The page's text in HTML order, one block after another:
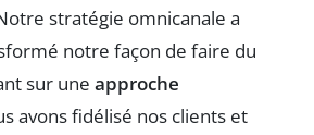
stratégie omnicanale a
notre façon de faire du
sur une approche
avons fidélisé nos clients et